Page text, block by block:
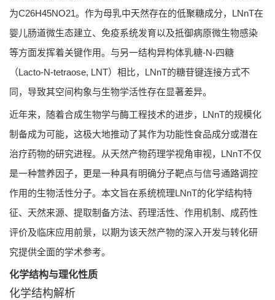
为C26H45NO21。作为母乳中天然存在的低聚糖成分，LNnT在
婴儿肠道微生态建立、免疫系统发育以及抵御病原微生物感染
等方面发挥着关键作用。与另一结构异构体乳糖-N-四糖
（Lacto-N-tetraose, LNT）相比，LNnT的糖苷键连接方式不
同，导致其空间构象与生物学活性存在显著差异。
近年来，随着合成生物学与酶工程技术的进步，LNnT的规模化
制备成为可能，这极大地推动了其作为功能性食品成分或潜在
治疗药物的研究进程。从天然产物药理学视角审视，LNnT不仅
是一种营养因子，更是一种具有明确分子靶点与信号通路调控
作用的生物活性分子。本文旨在系统梳理LNnT的化学结构特
征、天然来源、提取制备方法、药理活性、作用机制、成药性
评价及临床应用前景，以期为该天然产物的深入开发与转化研
究提供全面的学术参考。
化学结构与理化性质
化学结构解析